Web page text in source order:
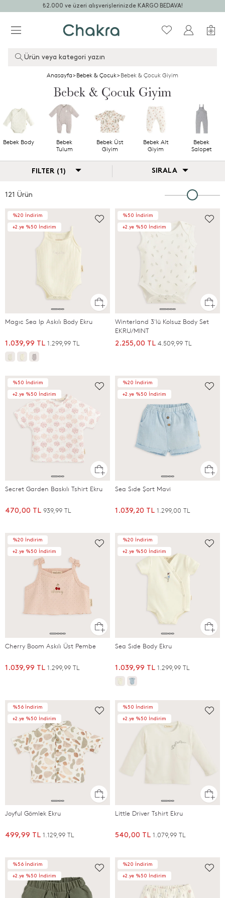
₺2.000 ve üzeri alışverişlerinizde KARGO BEDAVA!
Ürün veya kategori yazın
Anasayfa>Bebek & Çocuk>Bebek & Çocuk Giyim
Bebek & Çocuk Giyim
Bebek Body
Bebek
Tulum
Bebek Üst
Giyim
Bebek Alt
Giyim
Bebek
Salopet
FILTER (1) SIRALA
121 Ürün
%20 İndirim
+2.ye %50 İndirim
Magıc Sea Ip Askılı Body Ekru
1.039,99 TL 1.299,99 TL
%50 İndirim
+2.ye %50 İndirim
Winterland 3'lü Kolsuz Body Set
EKRU/MINT
2.255,00 TL 4.509,99 TL
%50 İndirim
+2.ye %50 İndirim
Secret Garden Baskılı Tshirt Ekru
470,00 TL 939,99 TL
%20 İndirim
+2.ye %50 İndirim
Sea Sıde Şort Mavi
1.039,20 TL 1.299,00 TL
%20 İndirim
+2.ye %50 İndirim
Cherry Boom Askılı Üst Pembe
1.039,99 TL 1.299,99 TL
%20 İndirim
+2.ye %50 İndirim
Sea Sıde Body Ekru
1.039,99 TL 1.299,99 TL
%56 İndirim
+2.ye %50 İndirim
Joyful Gömlek Ekru
499,99 TL 1.129,99 TL
%50 İndirim
+2.ye %50 İndirim
Little Driver Tshirt Ekru
540,00 TL 1.079,99 TL
%56 İndirim
+2.ye %50 İndirim
%20 İndirim
+2.ye %50 İndirim